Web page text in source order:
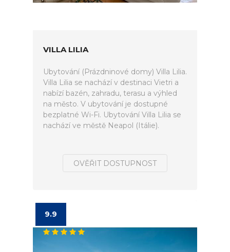
VILLA LILIA
Ubytování (Prázdninové domy) Villa Lilia.
Villa Lilia se nachází v destinaci Vietri a
nabízí bazén, zahradu, terasu a výhled
na město. V ubytování je dostupné
bezplatné Wi-Fi. Ubytování Villa Lilia se
nachází ve městě Neapol (Itálie).
OVĚŘIT DOSTUPNOST
9.9